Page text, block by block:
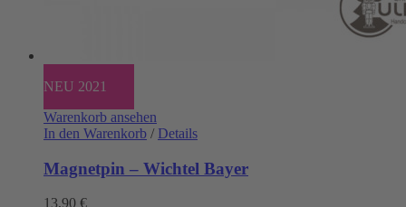
NEU 2021
Warenkorb ansehen
In den Warenkorb / Details
Magnetpin – Wichtel Bayer
13,90 €